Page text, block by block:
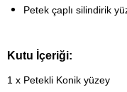
Petek çaplı silindirik
Kutu İçeriği:
1 x Petekli Konik yüzey